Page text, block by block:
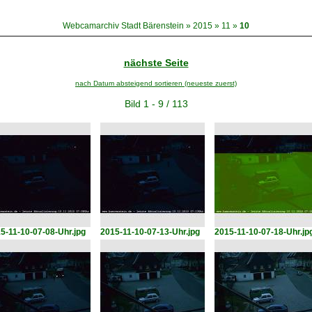
Webcamarchiv Stadt Bärenstein » 2015 » 11 » 10
nächste Seite
nach Datum absteigend sortieren (neueste zuerst)
Bild 1 - 9 / 113
11-10-07-08-Uhr.jpg 2015-11-10-07-13-Uhr.jpg 2015-11-10-07-18-